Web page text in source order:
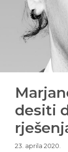
desiti
23. aprila 2020.